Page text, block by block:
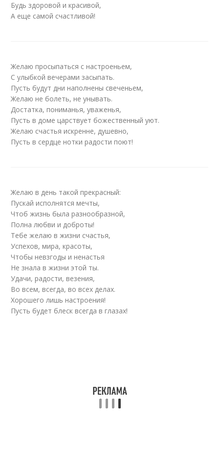
Будь здоровой и красивой,
А еще самой счастливой!
Желаю просыпаться с настроеньем,
С улыбкой вечерами засыпать.
Пусть будут дни наполнены свеченьем,
Желаю не болеть, не унывать.
Достатка, пониманья, уваженья,
Пусть в доме царствует божественный уют.
Желаю счастья искренне, душевно,
Пусть в сердце нотки радости поют!
Желаю в день такой прекрасный:
Пускай исполнятся мечты,
Чтоб жизнь была разнообразной,
Полна любви и доброты!
Тебе желаю в жизни счастья,
Успехов, мира, красоты,
Чтобы невзгоды и ненастья
Не знала в жизни этой ты.
Удачи, радости, везения,
Во всем, всегда, во всех делах.
Хорошего лишь настроения!
Пусть будет блеск всегда в глазах!